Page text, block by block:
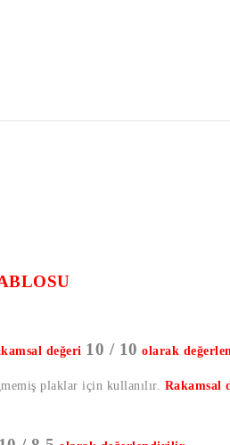
değeri 10 / 10 olarak
plaklar için kullanılır. Rakamsal